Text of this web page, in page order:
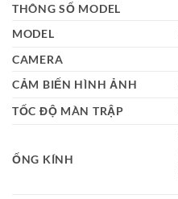
THÔNG SỐ MODEL
MODEL
CAMERA
CẢM BIẾN HÌNH ẢNH
TỐC ĐỘ MÀN TRẬP
ỐNG KÍNH